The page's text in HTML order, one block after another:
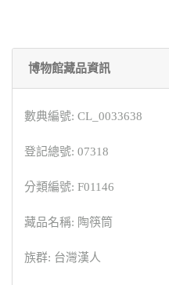
博物館藏品資訊
數典編號: CL_0033638
登記總號: 07318
分類編號: F01146
藏品名稱: 陶筷筒
族群: 台灣漢人